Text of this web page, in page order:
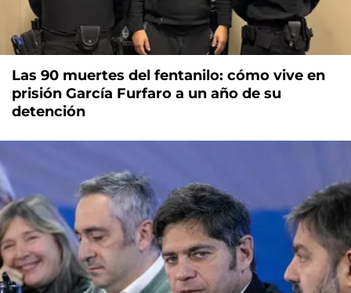
Las 90 muertes del fentanilo: cómo vive en
prisión García Furfaro a un año de su
detención